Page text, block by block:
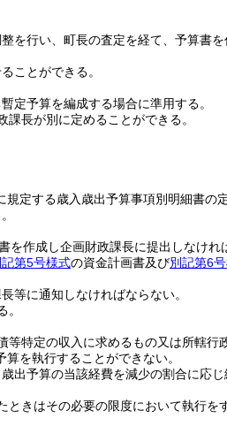
を行い、町長の査定を経て、予算書
ことができる。
定予算を編成する場合に準用する。
課長が別に定めることができる。
定する歳入歳出予算事項別明細書の
を作成し企画財政課長に提出しなけれ
第5号様式の資金計画書及び別記第6
等に通知しなければならない。
特定の収入に求めるもの又は所轄行
を執行することができない。
出予算の当該経費を減少の割合に応
きはその必要の限度において執行を